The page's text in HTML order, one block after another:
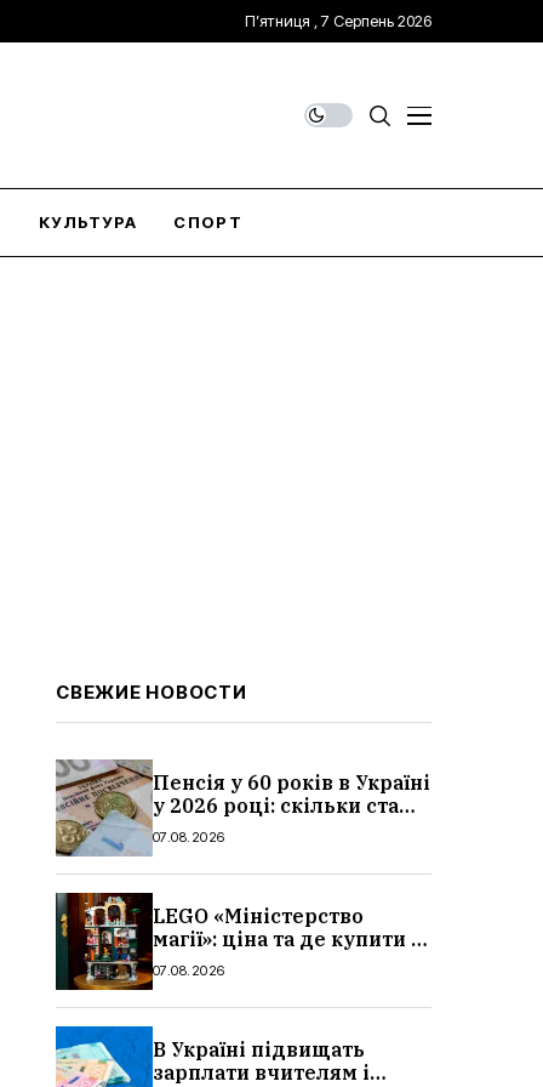
П’ятниця , 7 Серпень 2026
КУЛЬТУРА СПОРТ
СВЕЖИЕ НОВОСТИ
Пенсія у 60 років в Україні
у 2026 році: скільки стажу
потрібно, умови, кому
07.08.2026
LEGO «Міністерство
магії»: ціна та де купити в
Україні
07.08.2026
В Україні підвищать
зарплати вчителям і